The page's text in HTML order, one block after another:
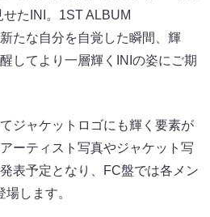
たINI。1ST ALBUM
たな自分を自覚した瞬間、輝
してより一層輝くINIの姿にご期
ジャケットロゴにも輝く要素が
ーティスト写真やジャケット写
表予定となり、FC盤では各メン
します。